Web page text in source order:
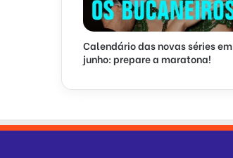
Calendário das novas séries em
junho: prepare a maratona!